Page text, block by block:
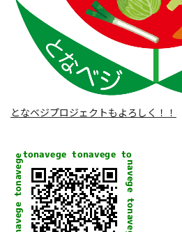
となベジプロジェクトもよろしく！！